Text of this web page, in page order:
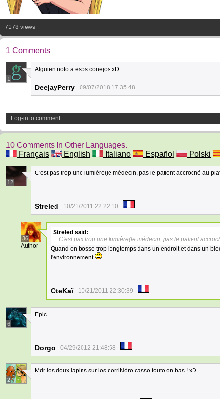
7178 views
1 Comments
1
Alguien noto a esos conejos xD
DeejayPerry 09/07/2018 17:35:48
Log-in to comment
10 Comments In Other Languages.
Français
English Italiano Español Polski
12
C'est pas trop une lumière(le médecin, pas le patient accroché au
Streled 10/21/2011 22:22:10
36
Author
Streled said:
C'est pas trop une lumière(le médecin, pas le patient
Quand on bosse trop longtemps dans un endroit et dans un
l'environnement
OteKaï 10/21/2011 22:30:39
6
Epic
Dorgo 04/29/2012 21:48:58
2
Mdr les deux lapins sur les derriNère casse toute en bas ! xD